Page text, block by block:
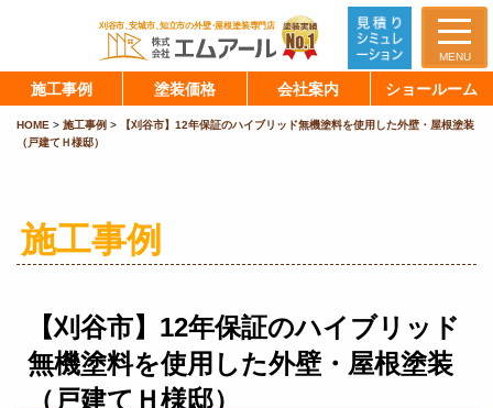
MENU
施工事例 塗装価格 会社案内 ショールーム
HOME > 施工事例 >
【刈谷市】12年保証のハイブリッド無機塗料を使用した外壁・屋根塗装
（戸建てＨ様邸）
施工事例
【刈谷市】12年保証のハイブリッド
無機塗料を使用した外壁・屋根塗装
（戸建てＨ様邸）